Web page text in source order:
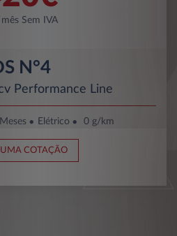
mês Sem IVA
N°4
Performance Line
Elétrico 0 g/km
UMA COTAÇÃO